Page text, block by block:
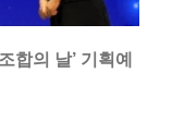
합의 날’ 기획예